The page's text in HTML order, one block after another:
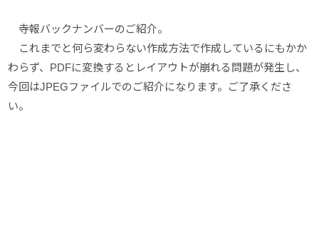
寺報バックナンバーのご紹介。
これまでと何ら変わらない作成方法で作成しているにもかか
わらず、PDFに変換するとレイアウトが崩れる問題が発生し、
今回はJPEGファイルでのご紹介になります。ご了承くださ
い。